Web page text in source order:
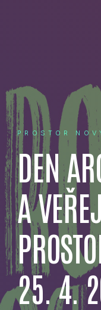
PROSTOR
DEN
A
25. 4.